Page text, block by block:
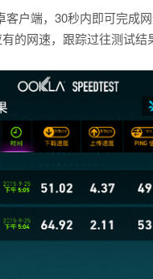
户端，30秒内即可完成
的网速，跟踪过往测试结